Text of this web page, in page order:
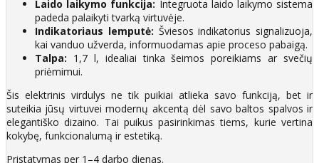
Laido laikymo funkcija: Integruota laido laikymo sistema
padeda palaikyti tvarką virtuvėje.
Indikatoriaus lemputė: Šviesos indikatorius signalizuoja,
kai vanduo užverda, informuodamas apie proceso pabaigą.
Talpa: 1,7 l, idealiai tinka šeimos poreikiams ar svečių
priėmimui.
Šis elektrinis virdulys ne tik puikiai atlieka savo funkciją, bet ir
suteikia jūsų virtuvei modernų akcentą dėl savo baltos spalvos ir
elegantiško dizaino. Tai puikus pasirinkimas tiems, kurie vertina
kokybę, funkcionalumą ir estetiką.
Pristatymas per 1–4 darbo dienas.